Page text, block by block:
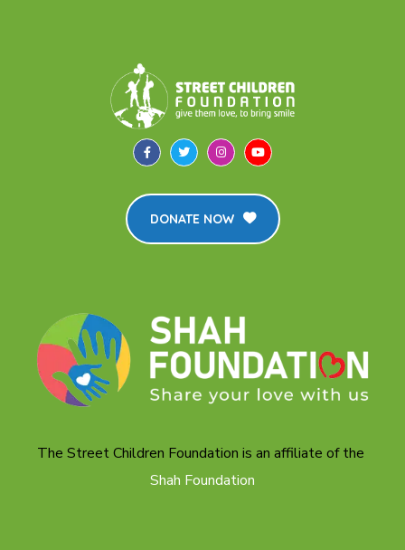
DONATE NOW
The Street Children Foundation is an affiliate of the
Shah Foundation